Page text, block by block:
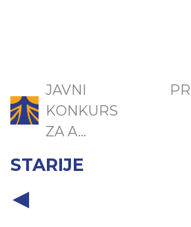
JAVNI
KONKURS
ZA A...
STARIJE